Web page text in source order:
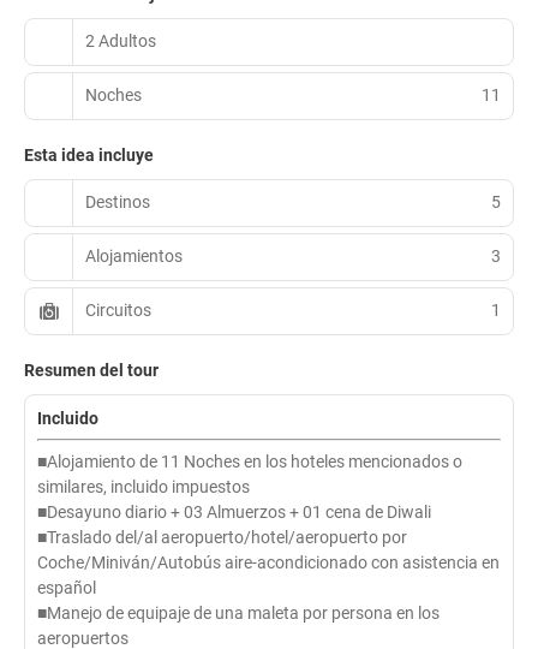
2 Adultos
Noches 11
Esta idea incluye
Destinos 5
Alojamientos 3
Circuitos 1
Resumen del tour
Incluido
■Alojamiento de 11 Noches en los hoteles mencionados o
similares, incluido impuestos
■Desayuno diario + 03 Almuerzos + 01 cena de Diwali
■Traslado del/al aeropuerto/hotel/aeropuerto por
Coche/Miniván/Autobús aire-acondicionado con asistencia en
español
■Manejo de equipaje de una maleta por persona en los
aeropuertos